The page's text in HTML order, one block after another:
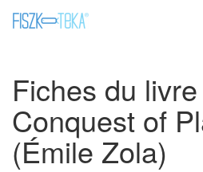
Fiches du
Conquest of
(Émile Zola)